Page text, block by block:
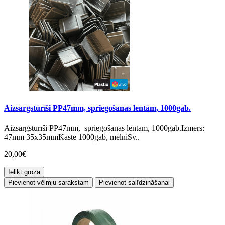
Aizsargstūrīši PP47mm, spriegošanas lentām, 1000gab.
Aizsargstūrīši PP47mm, spriegošanas lentām, 1000gab.Izmērs:
47mm 35x35mmKastē 1000gab, melniSv..
20,00€
Ielikt grozā
Pievienot vēlmju sarakstam
Pievienot salīdzināšanai